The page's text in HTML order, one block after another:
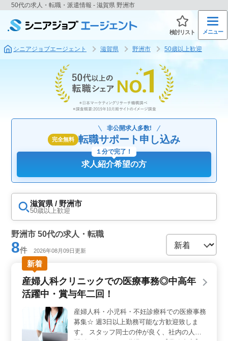
50代の求人・転職・派遣情報 - 滋賀県 野洲市
検討リスト メニュー
シニアジョブエージェント 滋賀県 野洲市 50歳以上歓迎
完全無料
非公開求人多数!
転職サポート申し込み
求人紹介希望の方
１分で完了！
滋賀県 / 野洲市
50歳以上歓迎
野洲市 50代の求人・転職
8件 2026年08月09日更新
新着
産婦人科クリニックでの医療事務◎中高年
活躍中・賞与年二回！
産婦人科・小児科・不妊診療科での医療事務
募集☆ 週3日以上勤務可能な方歓迎致しま
す。 スタッフ同士の仲が良く、社内の人間